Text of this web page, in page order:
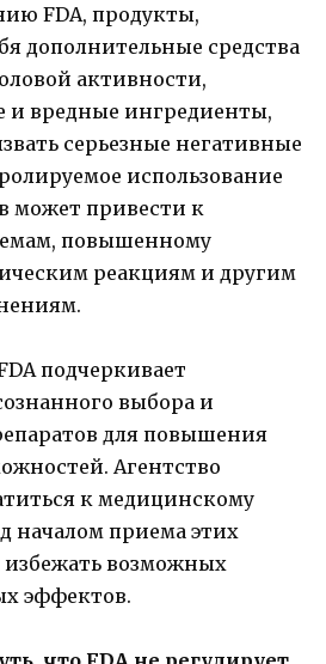
FDA, продукты,
дополнительные средства
активности,
и вредные ингредиенты,
серьезные негативные
использование
может привести к
повышенному
реакциям и другим
подчеркивает
выбора и
для повышения
Агентство
к медицинскому
началом приема этих
возможных
эффектов.